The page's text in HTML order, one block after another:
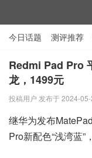
今日话题 测评推荐
行业产品 在线投稿
Redmi Pad Pro
龙，1499元
投稿用户 发布于 2024-
继华为发布
Pro新配色“浅湾蓝”